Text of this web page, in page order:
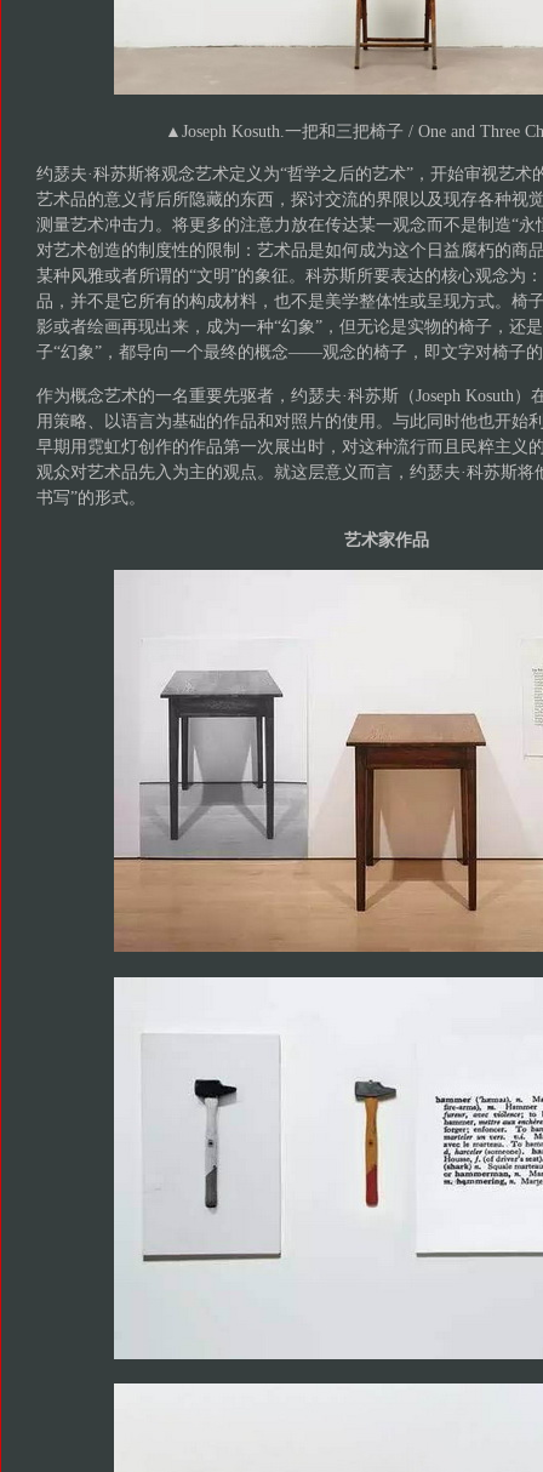
▲Joseph Kosuth.一把和三把椅子 / One and Three
约瑟夫·科苏斯将观念艺术定义为“哲学之后的艺术”，开始审视艺术
艺术品的意义背后所隐藏的东西，探讨交流的界限以及现存各种视
测量艺术冲击力。将更多的注意力放在传达某一观念而不是制造“永
对艺术创造的制度性的限制：艺术品是如何成为这个日益腐朽的商
某种风雅或者所谓的“文明”的象征。科苏斯所要表达的核心观念为
品，并不是它所有的构成材料，也不是美学整体性或呈现方式。椅
影或者绘画再现出来，成为一种“幻象”，但无论是实物的椅子，还
子“幻象”，都导向一个最终的概念——观念的椅子，即文字对椅子
作为概念艺术的一名重要先驱者，约瑟夫·科苏斯（Joseph Kosuth）
用策略、以语言为基础的作品和对照片的使用。与此同时他也开始
早期用霓虹灯创作的作品第一次展出时，对这种流行而且民粹主义
观众对艺术品先入为主的观点。就这层意义而言，约瑟夫·科苏斯将
书写”的形式。
艺术家作品